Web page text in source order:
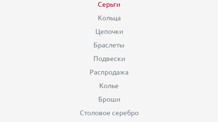
Серьги
Кольца
Цепочки
Браслеты
Подвески
Распродажа
Колье
Броши
Столовое серебро